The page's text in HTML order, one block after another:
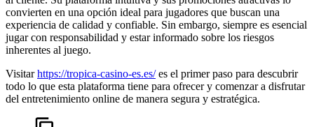
convierten en una opción ideal para jugadores que buscan una
experiencia de calidad y confiable. Sin embargo, siempre es esencial
jugar con responsabilidad y estar informado sobre los riesgos
inherentes al juego.
Visitarhttps://tropica-casino-es.es/es el primer paso para descubrir
todo lo que esta plataforma tiene para ofrecer y comenzar a disfrutar
del entretenimiento online de manera segura y estratégica.